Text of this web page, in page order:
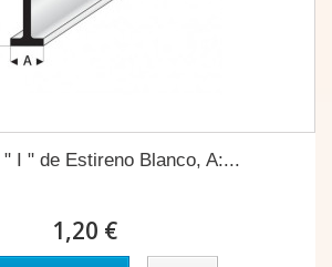
I " de Estireno Blanco, A:...
1,20 €